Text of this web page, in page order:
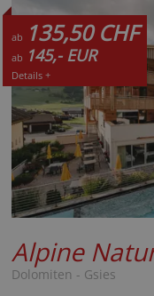
ab 135,50 CHF
ab 145,- EUR
Details +
Alpine
Dolomiten - Gsies